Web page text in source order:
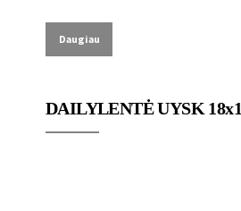
Daugiau
DAILYLENTĖ UYSK